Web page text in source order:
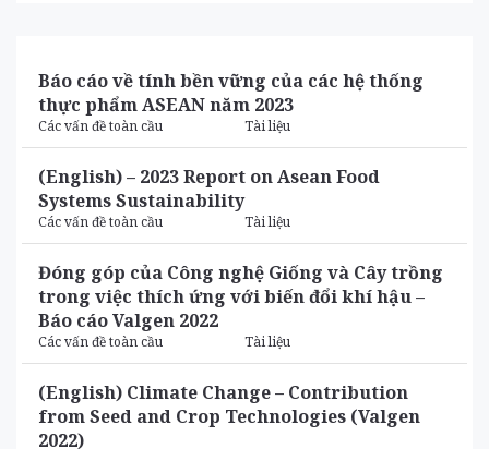
Báo cáo về tính bền vững của các hệ thống
thực phẩm ASEAN năm 2023
Các vấn đề toàn cầu Tài liệu
(English) – 2023 Report on Asean Food
Systems Sustainability
Các vấn đề toàn cầu Tài liệu
Đóng góp của Công nghệ Giống và Cây trồng
trong việc thích ứng với biến đổi khí hậu –
Báo cáo Valgen 2022
Các vấn đề toàn cầu Tài liệu
(English) Climate Change – Contribution
from Seed and Crop Technologies (Valgen
2022)